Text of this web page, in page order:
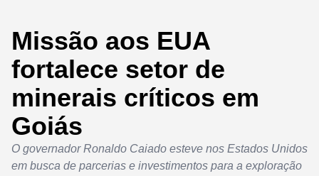
Missão aos EUA
fortalece setor de
minerais críticos em
Goiás
O governador Ronaldo Caiado esteve nos Estados Unidos
em busca de parcerias e investimentos para a exploração